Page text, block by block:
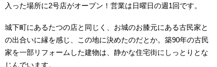
入った場所に2号店がオープン！営業は日曜日の週1回です。
城下町にあるたつの店と同じく、お城のお膝元にある古民家と
の出合いに縁を感じ、この地に決めたのだとか。築90年の古民
家を一部リフォームした建物は、静かな住宅街にしっとりとな
じんでいます。